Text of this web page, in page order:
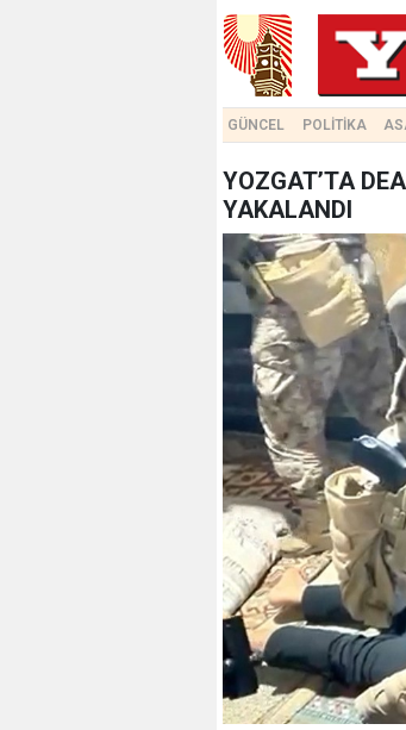
GÜNCEL POLİTİKA
YOZGAT’TA
YAKALANDI